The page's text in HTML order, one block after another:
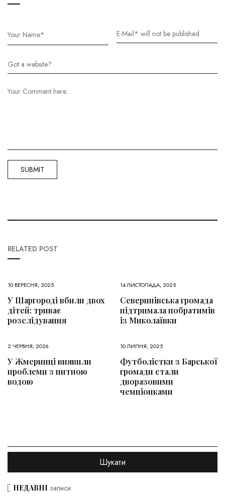
RELATED POST
10 ВЕРЕСНЯ, 2025
У Шаргороді вбили двох
дітей: триває
розслідування
14 ЛИСТОПАДА, 2025
Северинівська громада
підтримала побратимів
із Миколаївки
2 ЧЕРВНЯ, 2026
У Жмеринці виявили
проблеми з питною
водою
10 ЛИПНЯ, 2025
Футболістки з Барської
громади стали
дворазовими
чемпіонками
НЕДАВНІ записи